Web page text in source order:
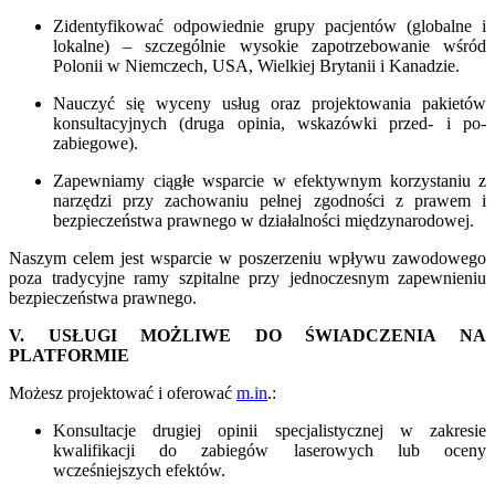
Zidentyfikować odpowiednie grupy pacjentów (globalne i
lokalne) – szczególnie wysokie zapotrzebowanie wśród
Polonii w Niemczech, USA, Wielkiej Brytanii i Kanadzie.
Nauczyć się wyceny usług oraz projektowania pakietów
konsultacyjnych (druga opinia, wskazówki przed- i po-
zabiegowe).
Zapewniamy ciągłe wsparcie w efektywnym korzystaniu z
narzędzi przy zachowaniu pełnej zgodności z prawem i
bezpieczeństwa prawnego w działalności międzynarodowej.
Naszym celem jest wsparcie w poszerzeniu wpływu zawodowego
poza tradycyjne ramy szpitalne przy jednoczesnym zapewnieniu
bezpieczeństwa prawnego.
V. USŁUGI MOŻLIWE DO ŚWIADCZENIA NA
PLATFORMIE
Możesz projektować i oferować m.in.:
Konsultacje drugiej opinii specjalistycznej w zakresie
kwalifikacji do zabiegów laserowych lub oceny
wcześniejszych efektów.